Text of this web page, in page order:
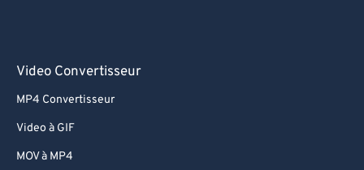
Video Convertisseur
MP4 Convertisseur
Video à GIF
MOV à MP4